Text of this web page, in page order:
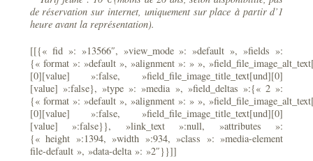
de réservation sur internet, uniquement sur place à partir d’1
heure avant la représentation).
[[{« fid »: »13566″, »view_mode »: »default », »fields »:
{« format »: »default », »alignment »: » »,
[0][value] »:false, »field_file_image_title_text[und][0]
[value] »:false}, »type »: »media », »field_deltas »:{« 2 »:
{« format »: »default », »alignment »: » »,
[0][value] »:false, »field_file_image_title_text[und][0]
[value] »:false}}, »link_text »:null, »attributes »:
{« height »:1394, »width »:934, »class »: »media-element
file-default », »data-delta »: »2″}}]]